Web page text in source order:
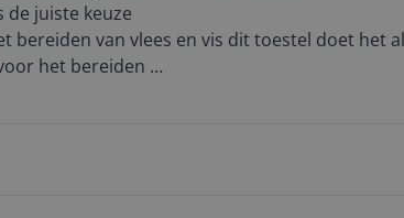
de juiste keuze
bereiden van vlees en vis dit toestel doet het
het bereiden